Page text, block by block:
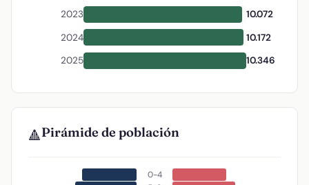
2023
10.072
2024
10.172
2025
10.346
🔺Pirámide de población
0-4